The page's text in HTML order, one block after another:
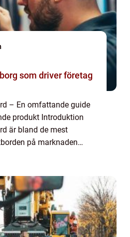
som driver företag
– En omfattande guide
produkt Introduktion
är bland de mest
på marknaden